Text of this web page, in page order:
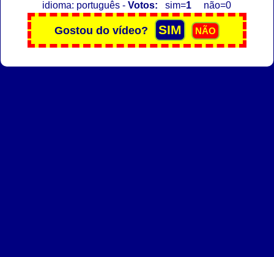
idioma: português -Votos: sim=1 não=0